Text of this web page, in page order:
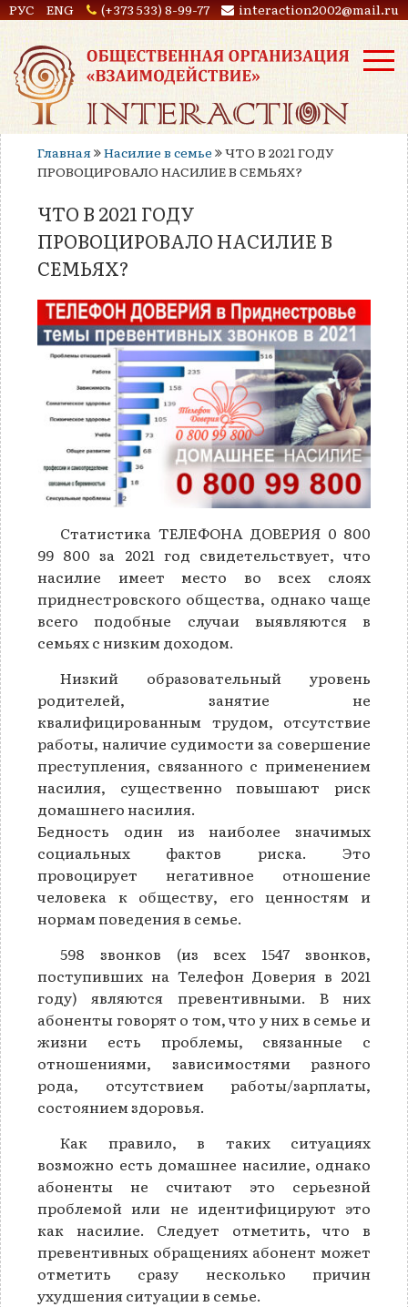
РУС ENG (+373 533) 8-99-77 interaction2002@mail.ru
Главная Насилие в семье
ЧТО В 2021 ГОДУ
ПРОВОЦИРОВАЛО НАСИЛИЕ В СЕМЬЯХ?
ЧТО В 2021 ГОДУ
ПРОВОЦИРОВАЛО НАСИЛИЕ В
СЕМЬЯХ?
Статистика ТЕЛЕФОНА ДОВЕРИЯ 0 800
99 800 за 2021 год свидетельствует, что
насилие имеет место во всех слоях
приднестровского общества, однако чаще
всего подобные случаи выявляются в
семьях с низким доходом.
Низкий образовательный уровень
родителей, занятие не
квалифицированным трудом, отсутствие
работы, наличие судимости за совершение
преступления, связанного с применением
насилия, существенно повышают риск
домашнего насилия.
Бедность один из наиболее значимых
социальных фактов риска. Это
провоцирует негативное отношение
человека к обществу, его ценностям и
нормам поведения в семье.
598 звонков (из всех 1547 звонков,
поступивших на Телефон Доверия в 2021
году) являются превентивными. В них
абоненты говорят о том, что у них в семье и
жизни есть проблемы, связанные с
отношениями, зависимостями разного
рода, отсутствием работы/зарплаты,
состоянием здоровья.
Как правило, в таких ситуациях
возможно есть домашнее насилие, однако
абоненты не считают это серьезной
проблемой или не идентифицируют это
как насилие. Следует отметить, что в
превентивных обращениях абонент может
отметить сразу несколько причин
ухудшения ситуации в семье.